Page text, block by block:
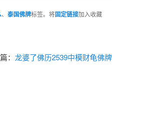
、 泰国佛牌标签。将固定链接加入收藏
： 龙婆了佛历2539中模财龟佛牌